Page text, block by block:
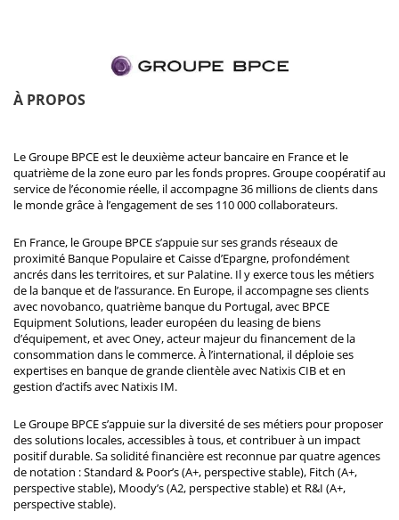
À PROPOS
Le Groupe BPCE est le deuxième acteur bancaire en France et le
quatrième de la zone euro par les fonds propres. Groupe coopératif au
service de l’économie réelle, il accompagne 36 millions de clients dans
le monde grâce à l’engagement de ses 110 000 collaborateurs.
En France, le Groupe BPCE s’appuie sur ses grands réseaux de
proximité Banque Populaire et Caisse d’Epargne, profondément
ancrés dans les territoires, et sur Palatine. Il y exerce tous les métiers
de la banque et de l’assurance. En Europe, il accompagne ses clients
avec novobanco, quatrième banque du Portugal, avec BPCE
Equipment Solutions, leader européen du leasing de biens
d’équipement, et avec Oney, acteur majeur du financement de la
consommation dans le commerce. À l’international, il déploie ses
expertises en banque de grande clientèle avec Natixis CIB et en
gestion d’actifs avec Natixis IM.
Le Groupe BPCE s’appuie sur la diversité de ses métiers pour proposer
des solutions locales, accessibles à tous, et contribuer à un impact
positif durable. Sa solidité financière est reconnue par quatre agences
de notation : Standard & Poor’s (A+, perspective stable), Fitch (A+,
perspective stable), Moody’s (A2, perspective stable) et R&I (A+,
perspective stable).